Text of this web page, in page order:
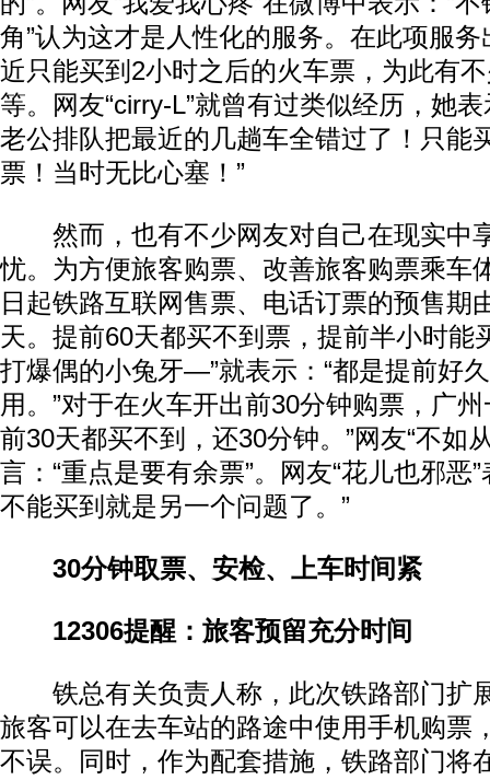
角”认为这才是人性化的服务。在此项服
近只能买到2小时之后的火车票，为此有
等。网友“cirry-L”就曾有过类似经历，她
老公排队把最近的几趟车全错过了！只能
票！当时无比心塞！”
然而，也有不少网友对自己在现实中
忧。为方便旅客购票、改善旅客购票乘车
日起铁路互联网售票、电话订票的预售期
天。提前60天都买不到票，提前半小时能
打爆偶的小兔牙—”就表示：“都是提前好
用。”对于在火车开出前30分钟购票，广
前30天都买不到，还30分钟。”网友“不如
言：“重点是要有余票”。网友“花儿也邪恶
不能买到就是另一个问题了。”
30分钟取票、安检、上车时间紧
12306提醒：旅客预留充分时间
铁总有关负责人称，此次铁路部门扩
旅客可以在去车站的路途中使用手机购票
不误。同时，作为配套措施，铁路部门将